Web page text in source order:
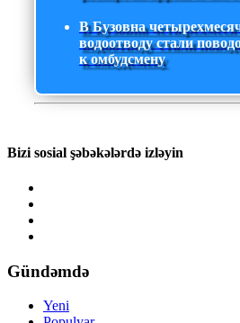
В Бузовна
водоотводу стали
к омбудсмену
Bizi sosial şəbəkələrdə izləyin
Gündəmdə
Yeni